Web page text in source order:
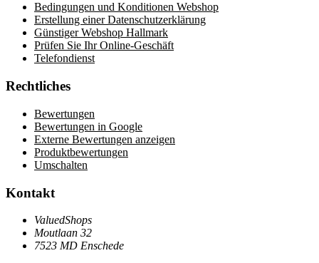
Bedingungen und Konditionen Webshop
Erstellung einer Datenschutzerklärung
Günstiger Webshop Hallmark
Prüfen Sie Ihr Online-Geschäft
Telefondienst
Rechtliches
Bewertungen
Bewertungen in Google
Externe Bewertungen anzeigen
Produktbewertungen
Umschalten
Kontakt
ValuedShops
Moutlaan 32
7523 MD Enschede